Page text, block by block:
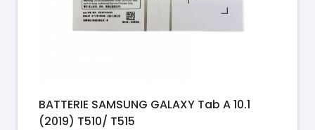
BATTERIE SAMSUNG GALAXY Tab A 10.1
(2019) T510/ T515